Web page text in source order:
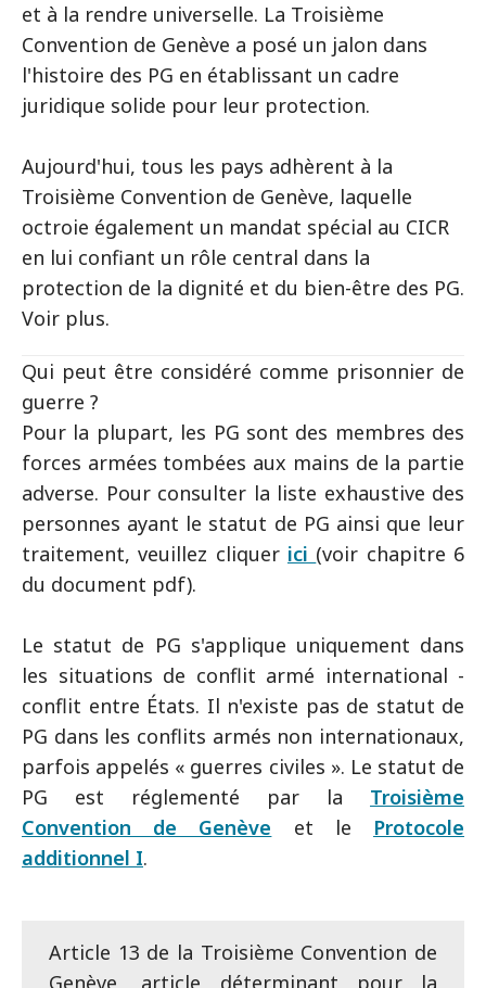
et à la rendre universelle. La Troisième
Convention de Genève a posé un jalon dans
l'histoire des PG en établissant un cadre
juridique solide pour leur protection.
Aujourd'hui, tous les pays adhèrent à la
Troisième Convention de Genève, laquelle
octroie également un mandat spécial au CICR
en lui confiant un rôle central dans la
protection de la dignité et du bien-être des PG.
Voir plus.
Qui peut être considéré comme prisonnier de
guerre ?
Pour la plupart, les PG sont des membres des
forces armées tombées aux mains de la partie
adverse. Pour consulter la liste exhaustive des
personnes ayant le statut de PG ainsi que leur
traitement, veuillez cliquer ici (voir chapitre 6
du document pdf).
Le statut de PG s'applique uniquement dans
les situations de conflit armé international -
conflit entre États. Il n'existe pas de statut de
PG dans les conflits armés non internationaux,
parfois appelés « guerres civiles ». Le statut de
PG est réglementé par la Troisième
Convention de Genève et le Protocole
additionnel I.
Article 13 de la Troisième Convention de
Genève, article déterminant pour la